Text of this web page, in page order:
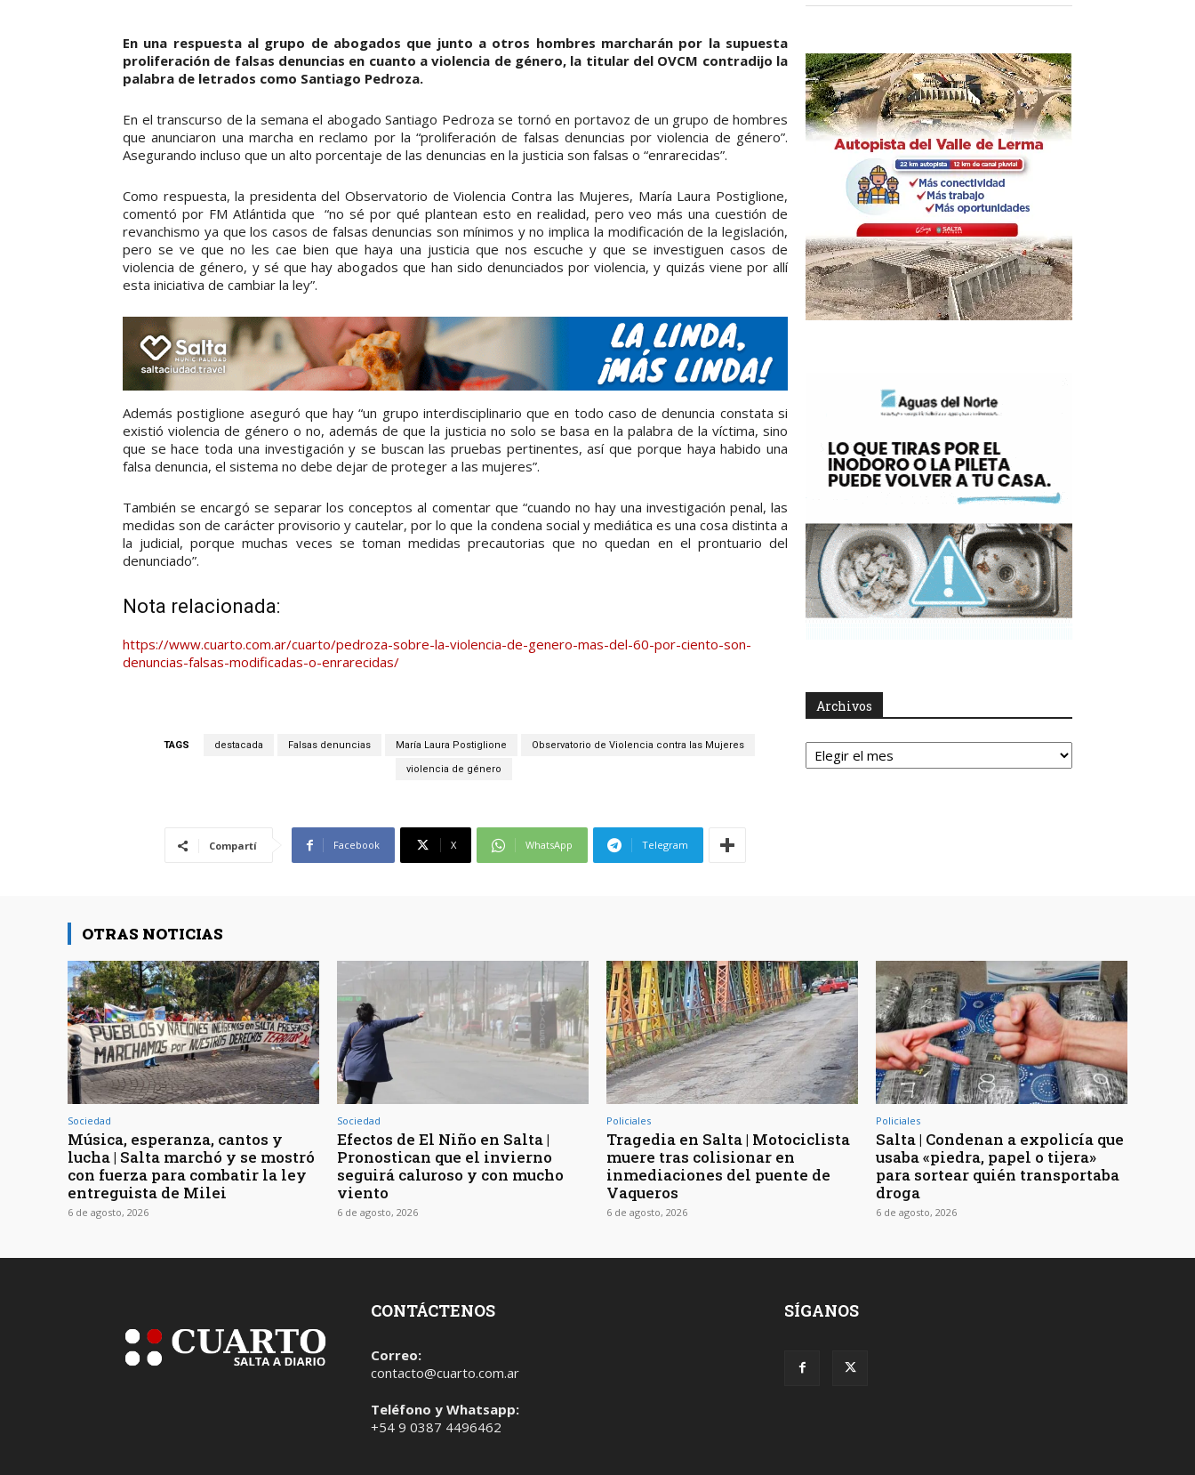
En una respuesta al grupo de abogados que junto a otros hombres marcharán por la supuesta
proliferación de falsas denuncias en cuanto a violencia de género, la titular del OVCM contradijo la
palabra de letrados como Santiago Pedroza.
En el transcurso de la semana el abogado Santiago Pedroza se tornó en portavoz de un grupo de hombres
que anunciaron una marcha en reclamo por la “proliferación de falsas denuncias por violencia de género”.
Asegurando incluso que un alto porcentaje de las denuncias en la justicia son falsas o “enrarecidas”.
Como respuesta, la presidenta del Observatorio de Violencia Contra las Mujeres, María Laura Postiglione,
comentó por FM Atlántida que “no sé por qué plantean esto en realidad, pero veo más una cuestión de
revanchismo ya que los casos de falsas denuncias son mínimos y no implica la modificación de la legislación,
pero se ve que no les cae bien que haya una justicia que nos escuche y que se investiguen casos de
violencia de género, y sé que hay abogados que han sido denunciados por violencia, y quizás viene por allí
esta iniciativa de cambiar la ley”.
Además postiglione aseguró que hay “un grupo interdisciplinario que en todo caso de denuncia constata si
existió violencia de género o no, además de que la justicia no solo se basa en la palabra de la víctima, sino
que se hace toda una investigación y se buscan las pruebas pertinentes, así que porque haya habido una
falsa denuncia, el sistema no debe dejar de proteger a las mujeres”.
También se encargó se separar los conceptos al comentar que “cuando no hay una investigación penal, las
medidas son de carácter provisorio y cautelar, por lo que la condena social y mediática es una cosa distinta a
la judicial, porque muchas veces se toman medidas precautorias que no quedan en el prontuario del
denunciado”.
Nota relacionada:
https://www.cuarto.com.ar/cuarto/pedroza-sobre-la-violencia-de-genero-mas-del-60-por-ciento-son-
denuncias-falsas-modificadas-o-enrarecidas/
TAGS destacada Falsas denuncias María Laura Postiglione Observatorio de Violencia contra las Mujeres
violencia de género
Compartí Facebook X WhatsApp Telegram
Archivos
Archivos
OTRAS NOTICIAS
Sociedad
Música, esperanza, cantos y
lucha | Salta marchó y se mostró
con fuerza para combatir la ley
entreguista de Milei
6 de agosto, 2026
Sociedad
Efectos de El Niño en Salta |
Pronostican que el invierno
seguirá caluroso y con mucho
viento
6 de agosto, 2026
Policiales
Tragedia en Salta | Motociclista
muere tras colisionar en
inmediaciones del puente de
Vaqueros
6 de agosto, 2026
Policiales
Salta | Condenan a expolicía que
usaba «piedra, papel o tijera»
para sortear quién transportaba
droga
6 de agosto, 2026
CONTÁCTENOS
Correo:
contacto@cuarto.com.ar
Teléfono y Whatsapp:
+54 9 0387 4496462
SÍGANOS